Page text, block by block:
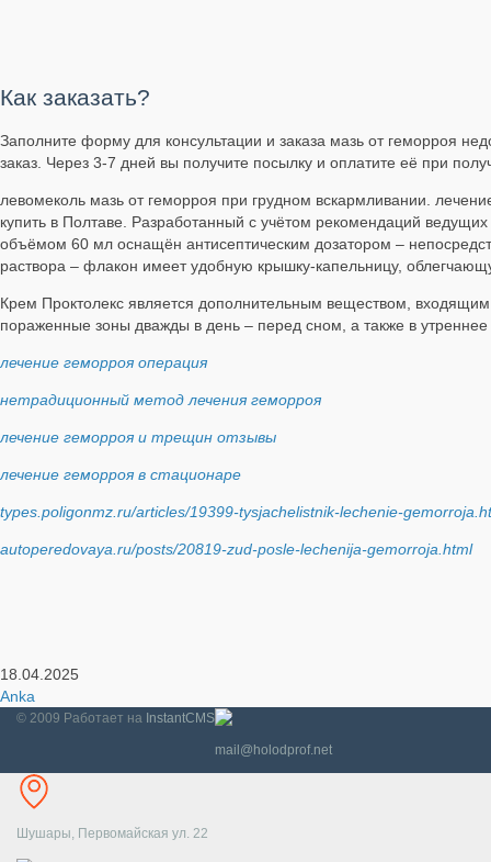
Как заказать?
Заполните форму для консультации и заказа мазь от геморроя
заказ. Через 3-7 дней вы получите посылку и оплатите её при
левомеколь мазь от геморроя при грудном вскармливании.
купить в Полтаве. Разработанный с учётом рекомендаций
объёмом 60 мл оснащён антисептическим дозатором –
раствора – флакон имеет удобную крышку-капельницу,
Крем Проктолекс является дополнительным веществом,
пораженные зоны дважды в день – перед сном, а также в
лечение геморроя операция
нетрадиционный метод лечения геморроя
лечение геморроя и трещин отзывы
лечение геморроя в стационаре
types.poligonmz.ru/articles/19399-tysjachelistnik-lechenie-
autoperedovaya.ru/posts/20819-zud-posle-lechenija-gemorroja.html
18.04.2025
Anka
© 2009 Работает на InstantCMS
mail@holodprof.net
Шушары, Первомайская ул. 22